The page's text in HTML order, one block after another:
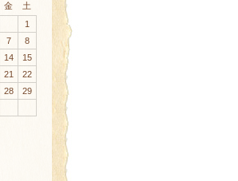
金
土
1
7
8
14
15
21
22
28
29